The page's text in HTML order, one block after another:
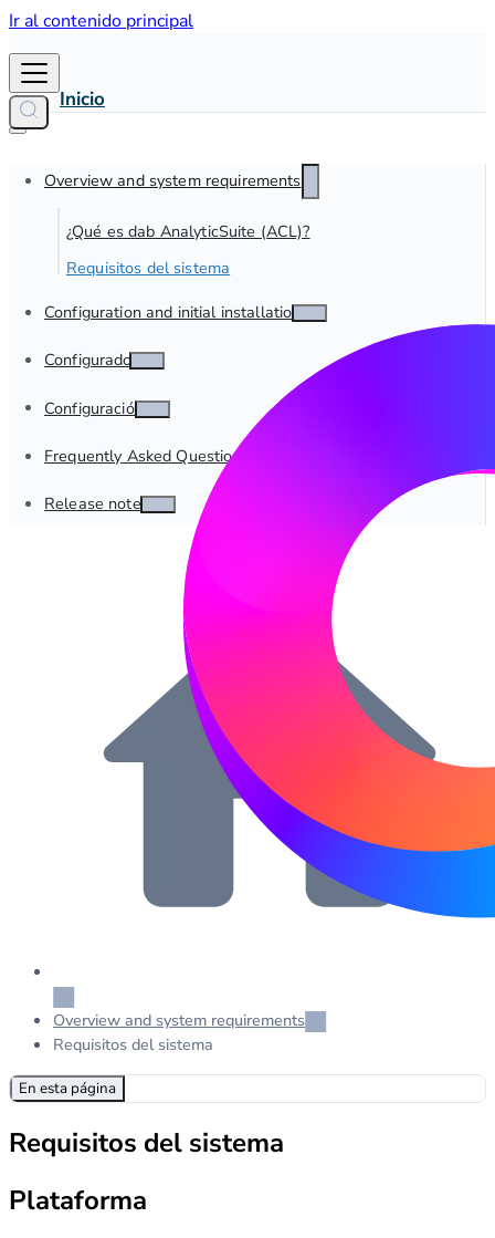
Ir al contenido principal
Inicio
Overview and system requirements
¿Qué es dab AnalyticSuite (ACL)?
Requisitos del sistema
Configuration and initial installation
Configurador
Configuración
Frequently Asked Questions
Release notes
Overview and system requirements
Requisitos del sistema
En esta página
Requisitos del sistema
Plataforma